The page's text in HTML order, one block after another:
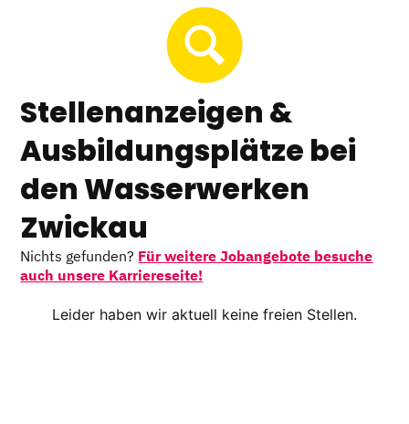
Stellenanzeigen &
Ausbildungsplätze bei
den Wasserwerken
Zwickau
Nichts gefunden? Für weitere Jobangebote besuche
auch unsere Karriereseite!
Leider haben wir aktuell keine freien Stellen.